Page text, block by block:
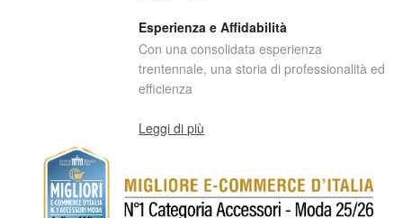
Esperienza e Affidabilità
Con una consolidata esperienza
trentennale, una storia di professionalità ed
efficienza
Leggi di più